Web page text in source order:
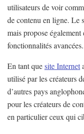
utilisateurs de voir
de contenu en ligne. Le
mais propose
fonctionnalités avancées.
En tant quesite Internet
utilisé par les créateurs
d’autres pays
pour les créateurs de
en particulier ceux qui